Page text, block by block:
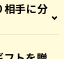
相手に分